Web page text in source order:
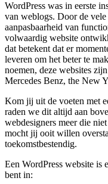
WordPress was in eerste
van weblogs. Door de vele
aanpasbaarheid van
volwaardig website
dat betekent dat er
leveren om het beter te
noemen, deze websites
Mercedes Benz, the New
Kom jij uit de voeten met
raden we dit altijd aan
webdesigners meer die
mocht jij ooit willen
toekomstbestendig.
Een WordPress website is
bent in: